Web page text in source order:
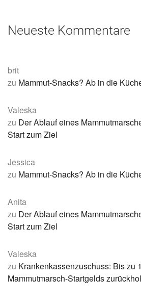
Neueste Kommentare
brit
zu Mammut-Snacks? Ab in die
Valeska
zu Der Ablauf eines
Start zum Ziel
Jessica
zu Mammut-Snacks? Ab in die
Anita
zu Der Ablauf eines
Start zum Ziel
Valeska
zu Krankenkassenzuschuss: Bis zu
Mammutmarsch-Startgelds